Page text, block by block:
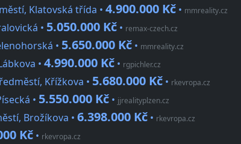
Klatovská třída • 4.900.000 Kč • mmreality.cz
• 5.050.000 Kč • remax-czech.cz
• 5.650.000 Kč • mmreality.cz
• 4.990.000 Kč • rgpichler.cz
Křížkova • 5.680.000 Kč • rkevropa.cz
• 5.550.000 Kč • jjrealityplzen.cz
Brožíkova • 6.398.000 Kč • rkevropa.cz
Kč • rkevropa.cz